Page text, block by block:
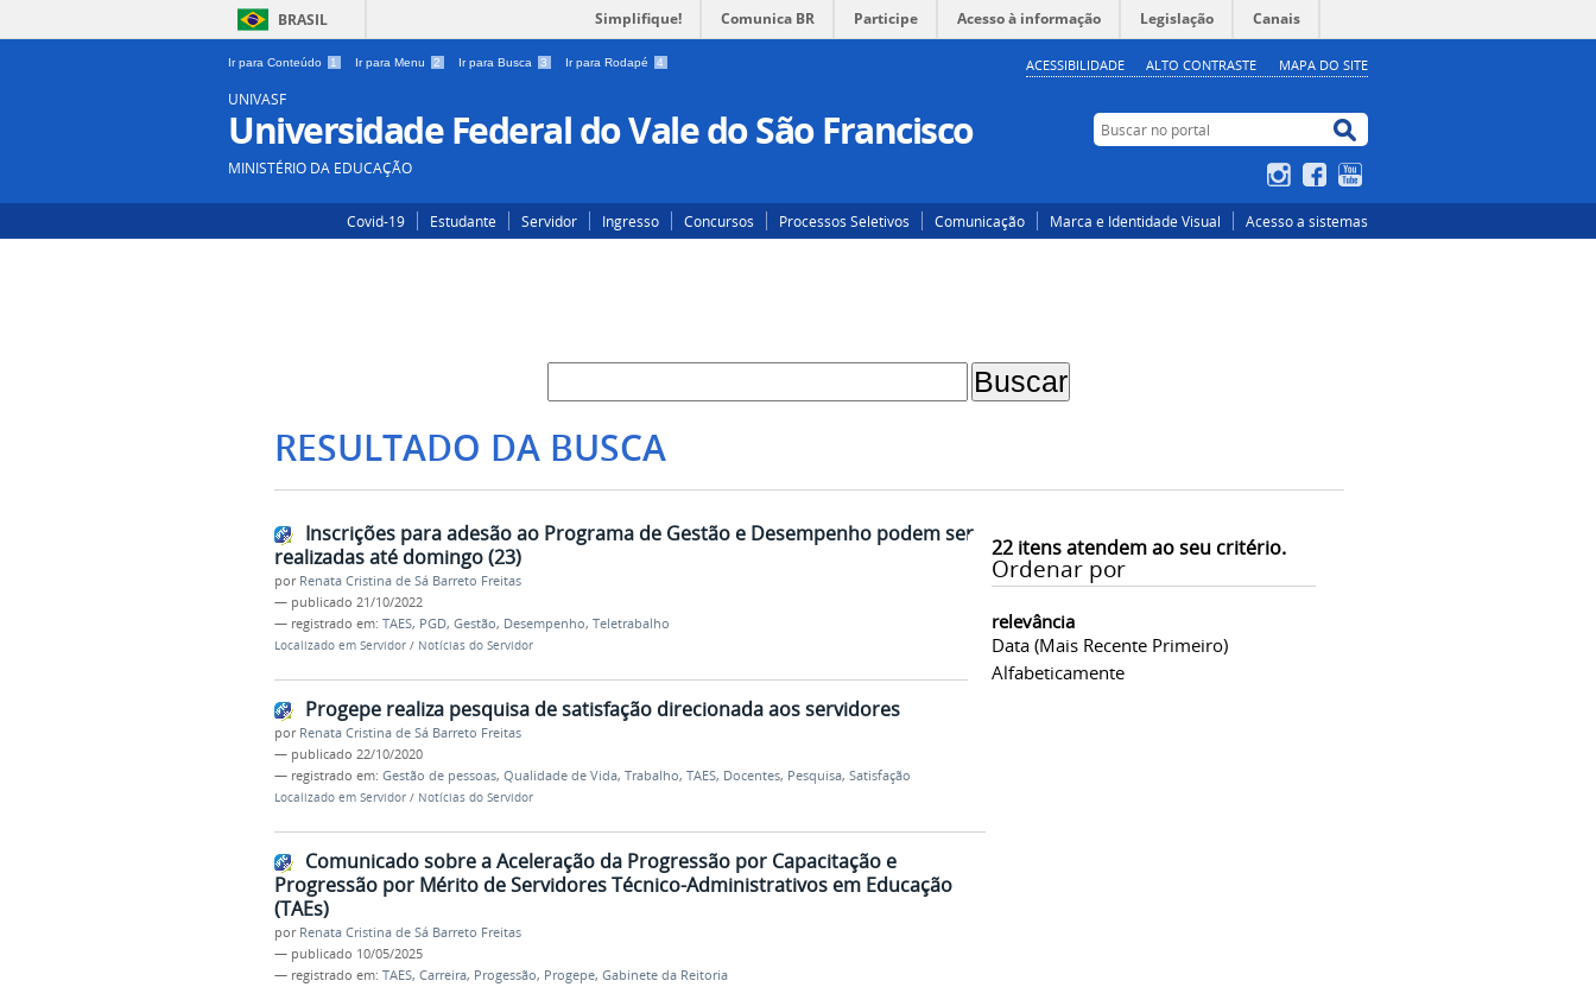
BRASIL Simplifique! Comunica BR Participe Acesso à informação Legislação Canais
Ir para Conteúdo 1 Ir para Menu 2 Ir para Busca 3 Ir para Rodapé 4 ACESSIBILIDADE ALTO CONTRASTE MAPA DO SITE
UNIVASF
Universidade Federal do Vale do São Francisco
MINISTÉRIO DA EDUCAÇÃO
Buscar no portal
Buscar no portal
InstagramFacebook
Covid-19 Estudante Servidor Ingresso Concursos Processos Seletivos Comunicação Marca e Identidade Visual Acesso a sistemas
RESULTADO DA BUSCA
22itens atendem ao seu critério.
Ordenar por
relevância
Data (mais Recente Primeiro)
Alfabeticamente
Inscrições para adesão ao Programa de Gestão e Desempenho podem ser
realizadas até domingo (23)
por Renata Cristina de Sá Barreto Freitas
— publicado 21/10/2022
— registrado em: TAES, PGD, Gestão, Desempenho, Teletrabalho
Localizado em Servidor / Notícias do Servidor
Progepe realiza pesquisa de satisfação direcionada aos servidores
por Renata Cristina de Sá Barreto Freitas
— publicado 22/10/2020
— registrado em: Gestão de pessoas, Qualidade de Vida, Trabalho, TAES, Docentes, Pesquisa, Satisfação
Localizado em Servidor / Notícias do Servidor
Comunicado sobre a Aceleração da Progressão por Capacitação e
Progressão por Mérito de Servidores Técnico-Administrativos em Educação
(TAEs)
por Renata Cristina de Sá Barreto Freitas
— publicado 10/05/2025
— registrado em: TAES, Carreira, Progessão, Progepe, Gabinete da Reitoria